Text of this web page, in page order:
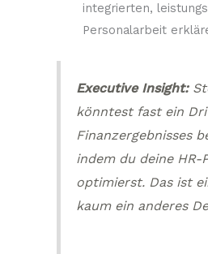
integrierten,
Personalarbeit
Executive Insight:
könntest fast ein
Finanzergebnisses
indem du deine HR-
optimierst. Das ist
kaum ein anderes